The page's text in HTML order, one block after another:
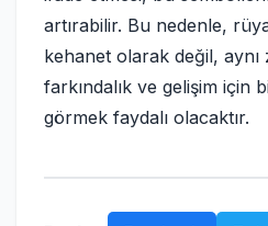
artırabilir. Bu nedenle,
kehanet olarak değil, aynı
farkındalık ve gelişim için
görmek faydalı olacaktır.